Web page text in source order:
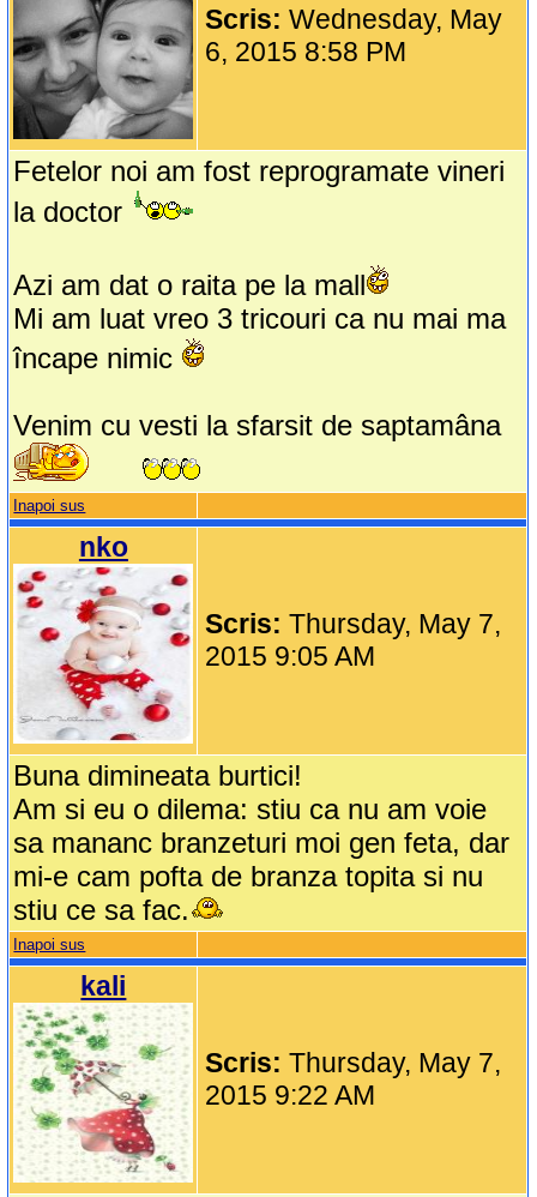
Scris:Wednesday, May
6, 2015 8:58 PM
Fetelor noi am fost reprogramate vineri
la doctor
Azi am dat o raita pe la mall
Mi am luat vreo 3 tricouri ca nu mai ma
încape nimic
Venim cu vesti la sfarsit de saptamâna
Inapoi sus
nko
Scris:Thursday, May 7,
2015 9:05 AM
Buna dimineata burtici!
Am si eu o dilema: stiu ca nu am voie
sa mananc branzeturi moi gen feta, dar
mi-e cam pofta de branza topita si nu
stiu ce sa fac.
Inapoi sus
kali
Scris:Thursday, May 7,
2015 9:22 AM